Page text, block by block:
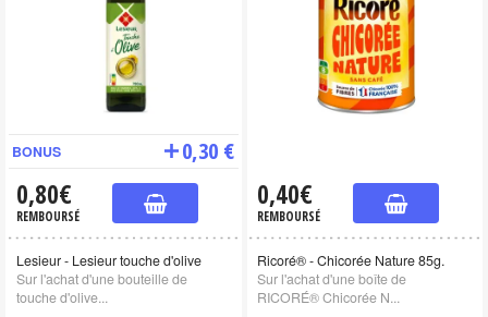
BONUS 0,30 €
0,80€
REMBOURSÉ
Lesieur - Lesieur touche d'olive
Sur l'achat d'une bouteille de
touche d'olive...
0,40€
REMBOURSÉ
Ricoré® - Chicorée Nature 85g.
Sur l'achat d'une boîte de
RICORÉ® Chicorée N...